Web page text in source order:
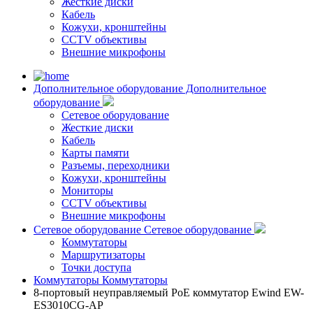
Кабель
Кожухи, кронштейны
CCTV объективы
Внешние микрофоны
Дополнительное оборудование Дополнительное
оборудование
Сетевое оборудование
Жесткие диски
Кабель
Карты памяти
Разъемы, переходники
Кожухи, кронштейны
Мониторы
CCTV объективы
Внешние микрофоны
Сетевое оборудование Сетевое оборудование
Коммутаторы
Маршрутизаторы
Точки доступа
Коммутаторы Коммутаторы
8-портовый неуправляемый PoE коммутатор Ewind EW-
ES3010CG-AP